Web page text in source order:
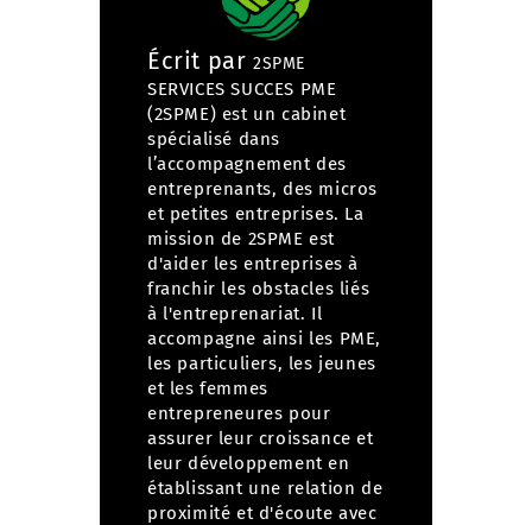
Écrit par 2SPME
SERVICES SUCCES PME
(2SPME) est un cabinet
spécialisé dans
l’accompagnement des
entreprenants, des micros
et petites entreprises. La
mission de 2SPME est
d'aider les entreprises à
franchir les obstacles liés
à l'entreprenariat. Il
accompagne ainsi les PME,
les particuliers, les jeunes
et les femmes
entrepreneures pour
assurer leur croissance et
leur développement en
établissant une relation de
proximité et d'écoute avec